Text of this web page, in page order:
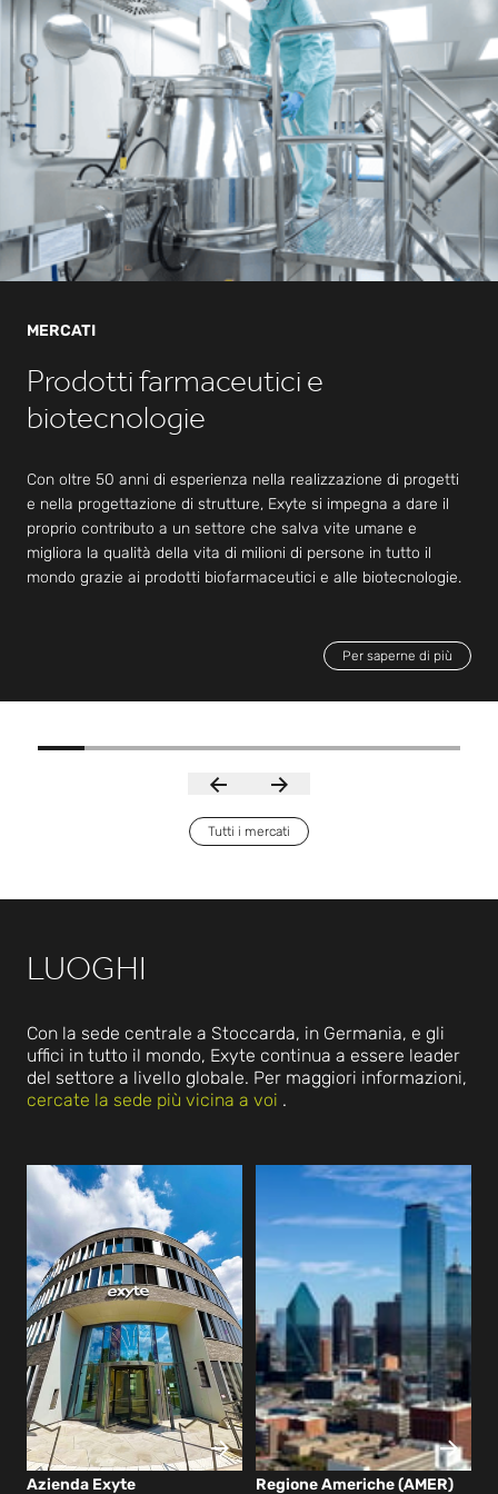
Nuov
o
impia
nto
per il
lancio
di
tti
solidi
MERCATI
Prodotti farmaceutici e
biotecnologie
Con oltre 50 anni di esperienza nella realizzazione di progetti
e nella progettazione di strutture, Exyte si impegna a dare il
proprio contributo a un settore che salva vite umane e
migliora la qualità della vita di milioni di persone in tutto il
mondo grazie ai prodotti biofarmaceutici e alle biotecnologie.
Per saperne di più
Tutti i mercati
LUOGHI
Con la sede centrale a Stoccarda, in Germania, e gli
uffici in tutto il mondo, Exyte continua a essere leader
del settore a livello globale. Per maggiori informazioni,
cercate la sede più vicina a voi .
Azienda Exyte Regione Americhe (AMER)